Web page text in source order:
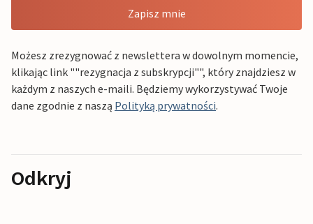
Zapisz mnie
Możesz zrezygnować z newslettera w dowolnym momencie,
klikając link ""rezygnacja z subskrypcji"", który znajdziesz w
każdym z naszych e-maili. Będziemy wykorzystywać Twoje
dane zgodnie z naszą Polityką prywatności.
Odkryj